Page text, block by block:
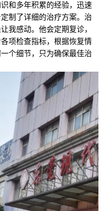
和多年积累的经验，迅速
制了详细的治疗方案。治
我感动。他会定期复诊，
项检查指标，根据恢复情
个细节，只为确保最佳治